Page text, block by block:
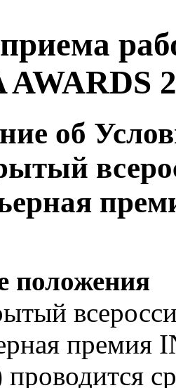
об
положения
премия